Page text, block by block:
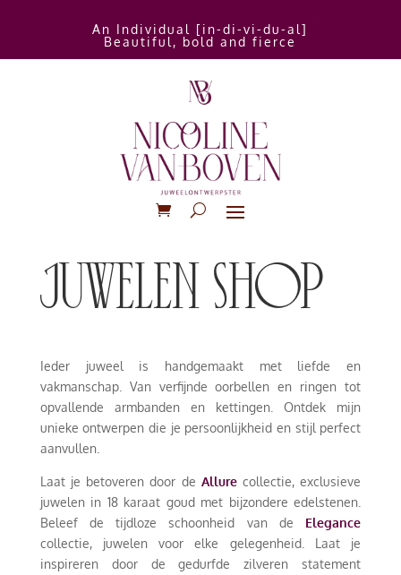
An Individual [in-di-vi-du-al]
Beautiful, bold and fierce
juwelen shop
Ieder juweel is handgemaakt met liefde en
vakmanschap. Van verfijnde oorbellen en ringen tot
opvallende armbanden en kettingen. Ontdek mijn
unieke ontwerpen die je persoonlijkheid en stijl perfect
aanvullen.
Laat je betoveren door de Allurecollectie, exclusieve
juwelen in 18 karaat goud met bijzondere edelstenen.
Beleef de tijdloze schoonheid van de Elegance
collectie, juwelen voor elke gelegenheid. Laat je
inspireren door de gedurfde zilveren statement